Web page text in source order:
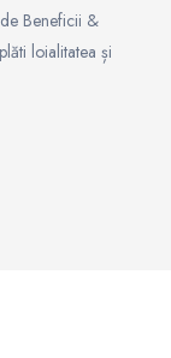
Beneficii &
loialitatea și